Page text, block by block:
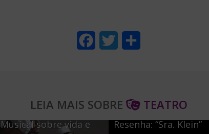
LEIA MAIS SOBRE TEATRO
“Para Não Gritar –
Musical sobre vida e
Resenha: “Sra. Klein”